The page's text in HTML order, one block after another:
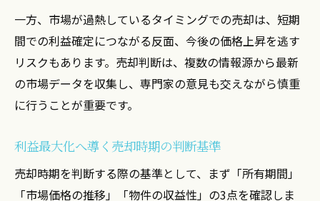
一方、市場が過熱しているタイミングでの売却は、短期
間での利益確定につながる反面、今後の価格上昇を逃す
リスクもあります。売却判断は、複数の情報源から最新
の市場データを収集し、専門家の意見も交えながら慎重
に行うことが重要です。
利益最大化へ導く売却時期の判断基準
売却時期を判断する際の基準として、まず「所有期間」
「市場価格の推移」「物件の収益性」の3点を確認しま